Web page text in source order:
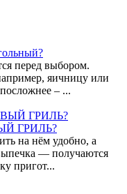
перед выбором.
яичницу или
– ...
ГРИЛЬ?
на нём удобно, а
— получаются
пригот...